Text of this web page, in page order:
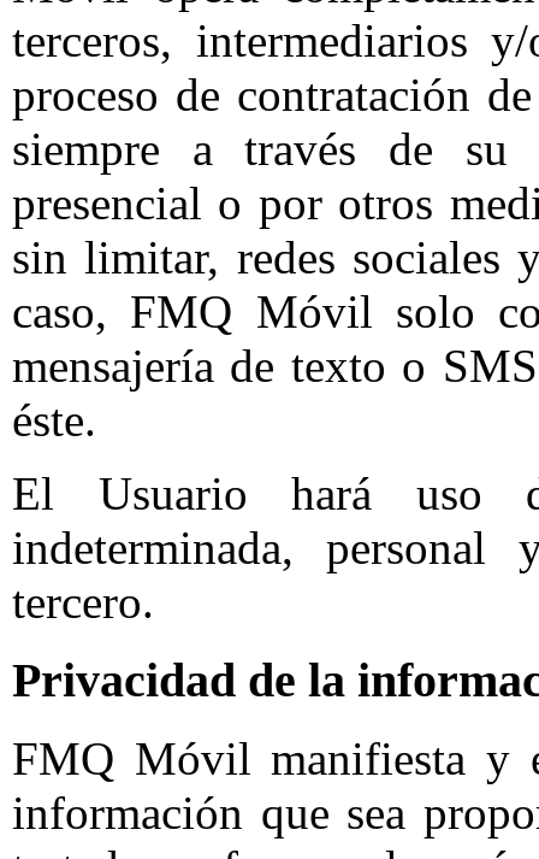
terceros, intermediarios
proceso de contratación
siempre a través de su
presencial o por otros
sin limitar, redes sociales
caso, FMQ Móvil solo
mensajería de texto o
éste.
El Usuario hará uso
indeterminada,
tercero.
Privacidad de la
FMQ Móvil manifiesta y
información que sea